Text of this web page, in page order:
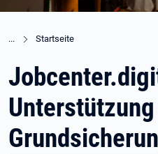
Startseite